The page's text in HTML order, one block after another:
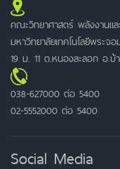
คณะวิทยาศาสตร์ พลังงานแ
มหาวิทยาลัยเทคโนโลยีพระจ
19 ม. 11 ต.หนองละลอก อ.บ้
038-627000 ต่อ 5400
02-5552000 ต่อ 5400
Social Media